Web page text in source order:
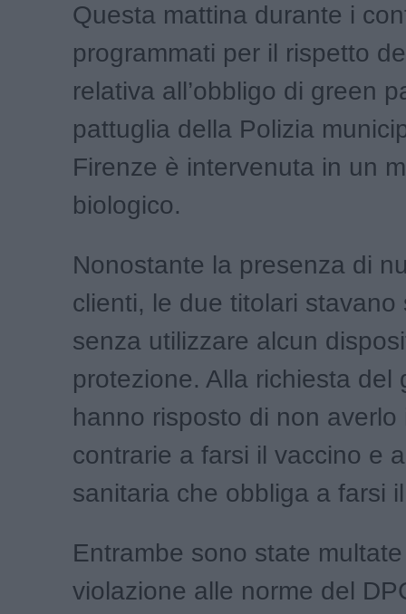
Questa mattina durante i
programmati per il rispetto
relativa all’obbligo di green
pattuglia della Polizia
Firenze è intervenuta in un
biologico.
Nonostante la presenza di
clienti, le due titolari stavano
senza utilizzare alcun
protezione. Alla richiesta del
hanno risposto di non averlo
contrarie a farsi il vaccino e
sanitaria che obbliga a farsi
Entrambe sono state
violazione alle norme del